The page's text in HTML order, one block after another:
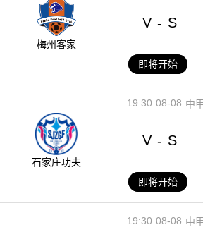
梅州客家
V - S
即将开始
08-08
19:30 中
石家庄功夫
V - S
即将开始
08-08
19:30 中